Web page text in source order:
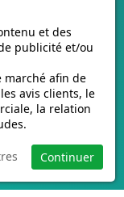
un rôle
fois
en tant
pour vos
importance
sur la lisibilité,
en
accepté. Il est
et des
publicité et/ou
marché afin de
avis clients, le
la relation
Continuer